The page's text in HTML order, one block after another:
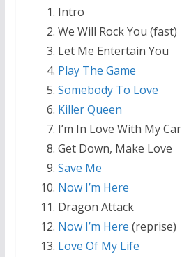
Intro
We Will Rock You (fast)
Let Me Entertain You
Play The Game
Somebody To Love
Killer Queen
I’m In Love With My Car
Get Down, Make Love
Save Me
Now I’m Here
Dragon Attack
Now I’m Here (reprise)
Love Of My Life